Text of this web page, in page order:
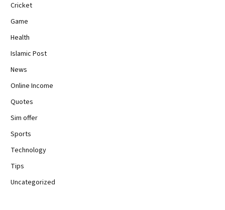
Cricket
Game
Health
Islamic Post
News
Online Income
Quotes
Sim offer
Sports
Technology
Tips
Uncategorized